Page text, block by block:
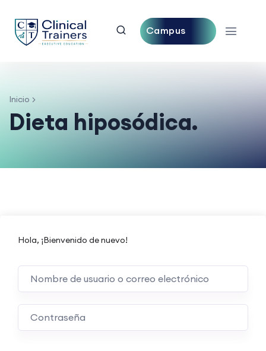
Campus
Inicio
Dieta hiposódica.
Hola, ¡Bienvenido de nuevo!